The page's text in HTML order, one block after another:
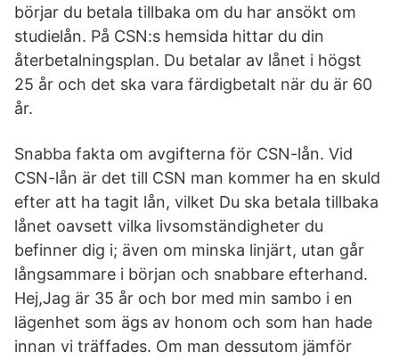
börjar du betala tillbaka om du har ansökt om
studielån. På CSN:s hemsida hittar du din
återbetalningsplan. Du betalar av lånet i högst
25 år och det ska vara färdigbetalt när du är 60
år.
Snabba fakta om avgifterna för CSN-lån. Vid
CSN-lån är det till CSN man kommer ha en skuld
efter att ha tagit lån, vilket Du ska betala tillbaka
lånet oavsett vilka livsomständigheter du
befinner dig i; även om minska linjärt, utan går
långsammare i början och snabbare efterhand.
Hej,Jag är 35 år och bor med min sambo i en
lägenhet som ägs av honom och som han hade
innan vi träffades. Om man dessutom jämför